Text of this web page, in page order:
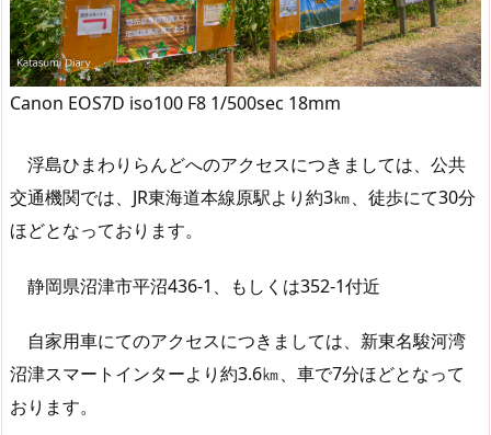
Canon EOS7D iso100 F8 1/500sec 18mm
浮島ひまわりらんどへのアクセスにつきましては、公共
交通機関では、JR東海道本線原駅より約3㎞、徒歩にて30分
ほどとなっております。
静岡県沼津市平沼436-1、もしくは352-1付近
自家用車にてのアクセスにつきましては、新東名駿河湾
沼津スマートインターより約3.6㎞、車で7分ほどとなって
おります。